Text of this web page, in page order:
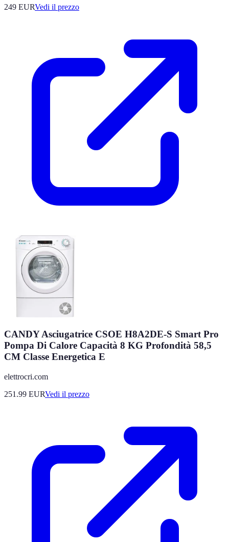
249 EURVedi il prezzo
CANDY Asciugatrice CSOE H8A2DE-S Smart Pro
Pompa Di Calore Capacità 8 KG Profondità 58,5
CM Classe Energetica E
elettrocri.com
251.99 EURVedi il prezzo